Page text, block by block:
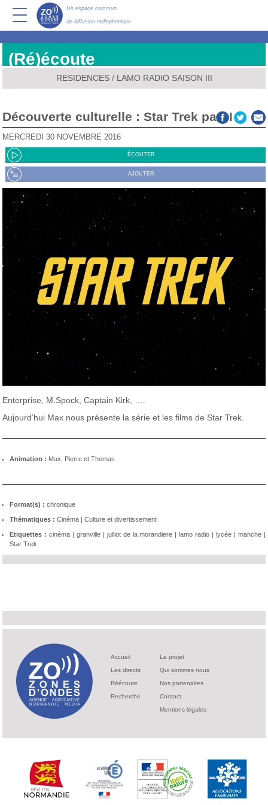
Un espace commun
de diffusion radiophonique
(Ré)écoute
RESIDENCES/ LAMO RADIO SAISON III
Découverte culturelle : Star Trek part I
MERCREDI 30 NOVEMBRE 2016
ÉCOUTER
AJOUTER
Enterprise, M.Spock, Captain Kirk, ….
Aujourd’hui Max nous présente la série et les films de Star Trek.
Animation : Max, Pierre et Thomas
Format(s) : chronique
Thématiques : Cinéma | Culture et divertissement
Etiquettes : cinéma| granville| julliot de la morandiere |lamo radio |lycée |manche |
Star Trek
Accueil
Les directs
Réécoute
Recherche
Le projet
Qui sommes nous
Nos partenaires
Contact
Mentions légales